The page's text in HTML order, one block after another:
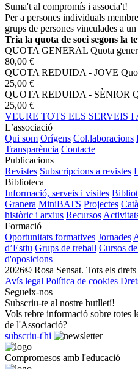
Suma't al compromís i associa't!
Per a persones individuals
grups de persones vinculades a
Tria la quota de soci segons la
QUOTA GENERAL Quota
80,00 €
QUOTA REDUIDA - JOVE
25,00 €
QUOTA REDUIDA - SÈNIOR
25,00 €
VEURE TOTS ELS SERVEIS I
L’associació
Qui som Orígens Col.laboracions
Transparència Contacte
Publicacions
Revistes Subscripcions a revistes
Biblioteca
Informació, serveis i visites
Granera MiniBATS Projectes
històric i arxius Recursos
Formació
Oportunitats formatives Jornades
d’Estiu Grups de treball Cursos
d'oposicions
2026© Rosa Sensat. Tots els drets
Avís legal Política de cookies
Segueix-nos
Subscriu-te al nostre butlletí!
Vols rebre informació sobre totes
de l'Associació?
subscriu-t'hi
Compromesos amb l'educació